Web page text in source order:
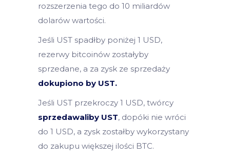
rozszerzenia tego do 10 miliardów
dolarów wartości.
Jeśli UST spadłby poniżej 1 USD,
rezerwy bitcoinów zostałyby
sprzedane, a za zysk ze sprzedaży
dokupiono by UST.
Jeśli UST przekroczy 1 USD, twórcy
sprzedawaliby UST, dopóki nie wróci
do 1 USD, a zysk zostałby wykorzystany
do zakupu większej ilości BTC.